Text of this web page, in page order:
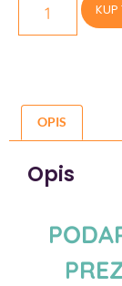
KUP
OPIS
Opis